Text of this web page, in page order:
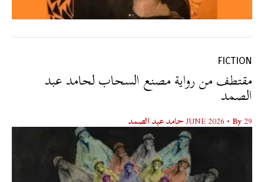
FICTION
مقتطف من رواية مصنع السحاب لحامد عبد
الصمد
29 JUNE 2026
• By حامد عبد الصمد